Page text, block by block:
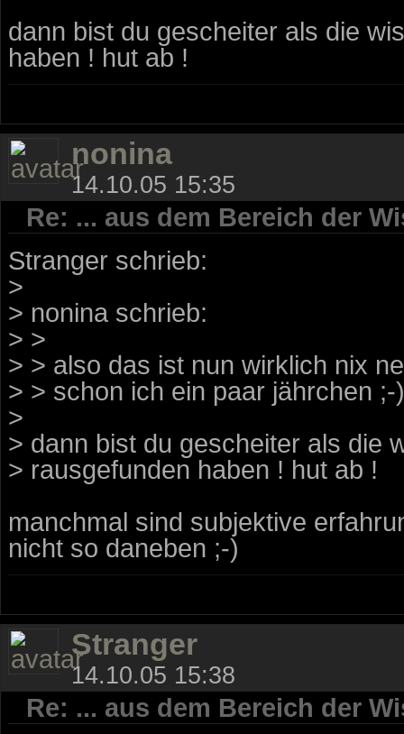
dann bist du gescheiter als die
haben ! hut ab !
nonina
14.10.05 15:35
Re: ... aus dem Bereich der
Stranger schrieb:
>
> nonina schrieb:
> >
> > also das ist nun wirklich nix
> > schon ich ein paar jährchen ;-)
>
> dann bist du gescheiter als die
> rausgefunden haben ! hut ab !
manchmal sind subjektive
nicht so daneben ;-)
Stranger
14.10.05 15:38
Re: ... aus dem Bereich der